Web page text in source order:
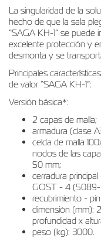
La singularidad de la
hecho de que la sala
“SAGA KH-1” se puede
excelente protección y
desmonta y se
Principales
de valor “SAGA KH-1”:
Versión básica*:
2 capas de malla;
armadura (clase
celda de malla
nodos de las
50 mm;
cerradura
GOST - 4 (5089-
recubrimiento -
dimensión (mm):
profundidad х
peso (kg): 3000.